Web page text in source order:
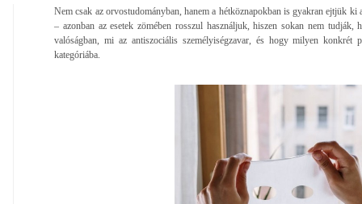
Nem csak az orvostudományban, hanem a hétköznapokban is gyakran ejtjük ki
– azonban az esetek zömében rosszul használjuk, hiszen sokan nem tudják,
valóságban, mi az antiszociális személyiségzavar, és hogy milyen konkrét
kategóriába.